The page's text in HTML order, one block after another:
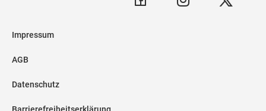
Impressum
AGB
Datenschutz
Barrierefreiheitserklärung